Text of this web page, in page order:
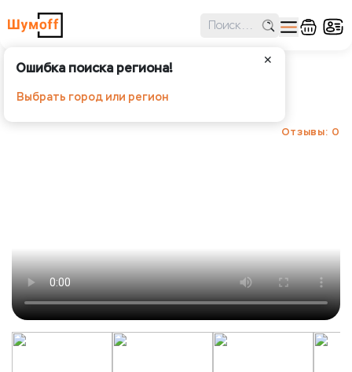
✕
Ошибка поиска региона!
Выбрать город или регион
Отзывы: 0